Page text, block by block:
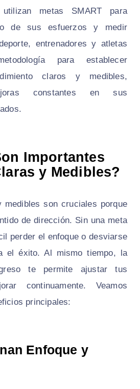
utilizan metas SMART para
de sus esfuerzos y medir
entrenadores y atletas
para establecer
claros y medibles,
constantes en sus
Importantes
y Medibles?
son cruciales porque
de dirección. Sin una meta
perder el enfoque o desviarse
el éxito. Al mismo tiempo, la
te permite ajustar tus
continuamente. Veamos
principales:
Enfoque y